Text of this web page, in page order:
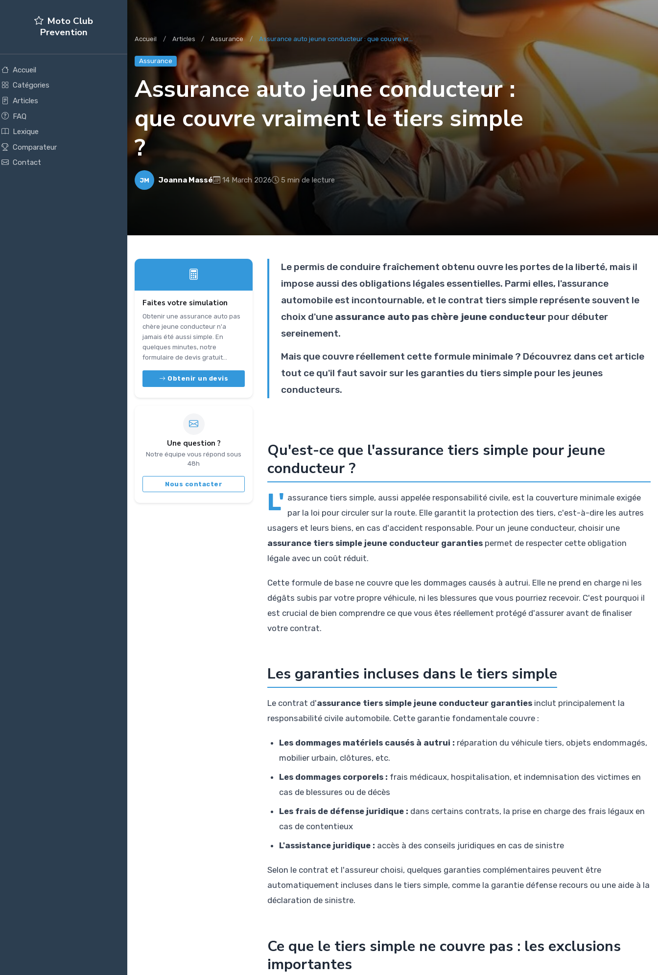
Moto Club
Prevention
Accueil
Catégories
Articles
FAQ
Lexique
Comparateur
Contact
Accueil Articles Assurance Assurance auto jeune conducteur : que couvre vr...
Assurance
Assurance auto jeune conducteur :
que couvre vraiment le tiers simple
?
JM Joanna Massé 14 March 2026 5 min de lecture
Faites votre simulation
Obtenir une assurance auto pas
chère jeune conducteur n'a
jamais été aussi simple. En
quelques minutes, notre
formulaire de devis gratuit...
Obtenir un devis
Une question ?
Notre équipe vous répond sous
48h
Nous contacter
Le permis de conduire fraîchement obtenu ouvre les portes de la liberté, mais il
impose aussi des obligations légales essentielles. Parmi elles, l'assurance
automobile est incontournable, et le contrat tiers simple représente souvent le
choix d'une assurance auto pas chère jeune conducteur pour débuter
sereinement.
Mais que couvre réellement cette formule minimale ? Découvrez dans cet article
tout ce qu'il faut savoir sur les garanties du tiers simple pour les jeunes
conducteurs.
Qu'est-ce que l'assurance tiers simple pour jeune
conducteur ?
L' assurance tiers simple, aussi appelée responsabilité civile, est la couverture minimale exigée
par la loi pour circuler sur la route. Elle garantit la protection des tiers, c'est-à-dire les autres
usagers et leurs biens, en cas d'accident responsable. Pour un jeune conducteur, choisir une
assurance tiers simple jeune conducteur garanties permet de respecter cette obligation
légale avec un coût réduit.
Cette formule de base ne couvre que les dommages causés à autrui. Elle ne prend en charge ni les
dégâts subis par votre propre véhicule, ni les blessures que vous pourriez recevoir. C'est pourquoi il
est crucial de bien comprendre ce que vous êtes réellement protégé d'assurer avant de finaliser
votre contrat.
Les garanties incluses dans le tiers simple
Le contrat d'assurance tiers simple jeune conducteur garanties inclut principalement la
responsabilité civile automobile. Cette garantie fondamentale couvre :
Les dommages matériels causés à autrui : réparation du véhicule tiers, objets endommagés,
mobilier urbain, clôtures, etc.
Les dommages corporels : frais médicaux, hospitalisation, et indemnisation des victimes en
cas de blessures ou de décès
Les frais de défense juridique : dans certains contrats, la prise en charge des frais légaux en
cas de contentieux
L'assistance juridique : accès à des conseils juridiques en cas de sinistre
Selon le contrat et l'assureur choisi, quelques garanties complémentaires peuvent être
automatiquement incluses dans le tiers simple, comme la garantie défense recours ou une aide à la
déclaration de sinistre.
Ce que le tiers simple ne couvre pas : les exclusions
importantes